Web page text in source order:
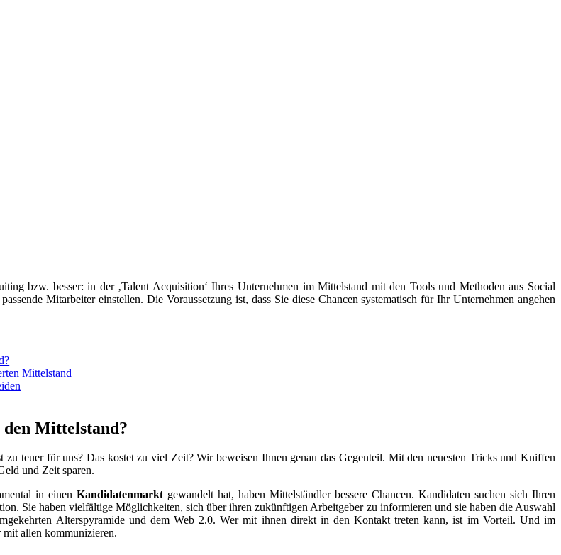
bzw. besser: in der ‚Talent Acquisition‘ Ihres Unternehmen im Mittelstand mit den Tools und Methoden aus Social
Mitarbeiter einstellen. Die Voraussetzung ist, dass Sie diese Chancen systematisch für Ihr Unternehmen angehen
Mittelstand
Mittelstand?
zu teuer für uns? Das kostet zu viel Zeit? Wir beweisen Ihnen genau das Gegenteil. Mit den neuesten Tricks und Kniffen
und Zeit sparen.
in einenKandidatenmarkt gewandelt hat, haben Mittelständler bessere Chancen. Kandidaten suchen sich Ihren
Sie haben vielfältige Möglichkeiten, sich über ihren zukünftigen Arbeitgeber zu informieren und sie haben die Auswahl
Alterspyramide und dem Web 2.0. Wer mit ihnen direkt in den Kontakt treten kann, ist im Vorteil. Und im
allen kommunizieren.